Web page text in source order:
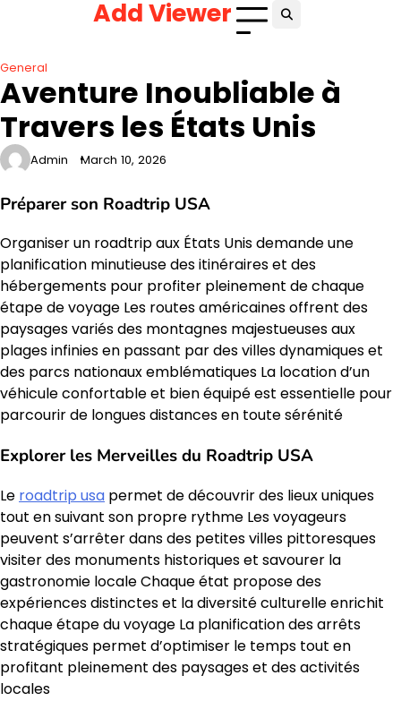
Add Viewer
General
Aventure Inoubliable à
Travers les États Unis
Admin March 10, 2026
Préparer son Roadtrip USA
Organiser un roadtrip aux États Unis demande une
planification minutieuse des itinéraires et des
hébergements pour profiter pleinement de chaque
étape de voyage Les routes américaines offrent des
paysages variés des montagnes majestueuses aux
plages infinies en passant par des villes dynamiques et
des parcs nationaux emblématiques La location d’un
véhicule confortable et bien équipé est essentielle pour
parcourir de longues distances en toute sérénité
Explorer les Merveilles du Roadtrip USA
Le roadtrip usa permet de découvrir des lieux uniques
tout en suivant son propre rythme Les voyageurs
peuvent s’arrêter dans des petites villes pittoresques
visiter des monuments historiques et savourer la
gastronomie locale Chaque état propose des
expériences distinctes et la diversité culturelle enrichit
chaque étape du voyage La planification des arrêts
stratégiques permet d’optimiser le temps tout en
profitant pleinement des paysages et des activités
locales